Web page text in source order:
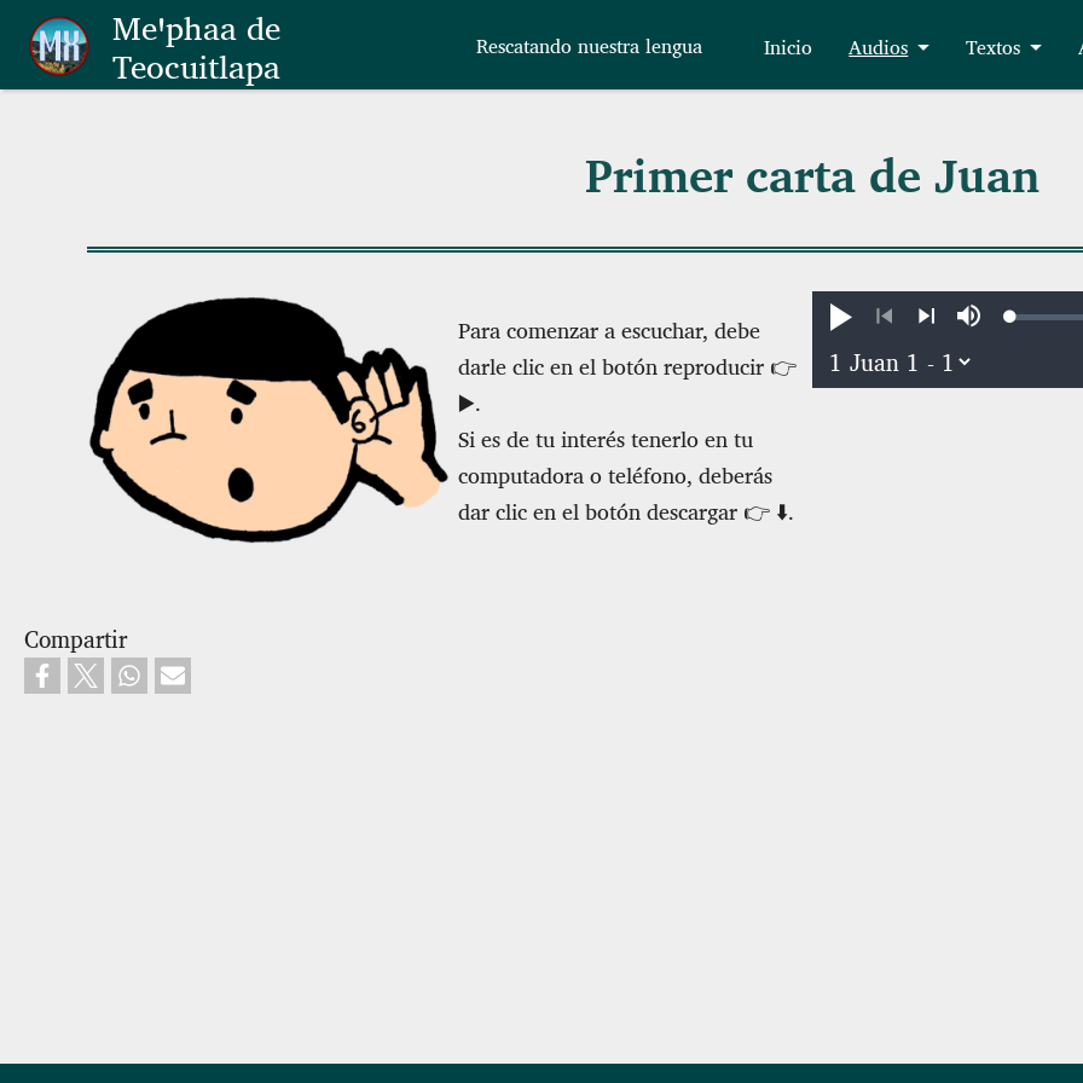
Skip to main content
Meꞌphaa de
Teocuitlapa
Rescatando nuestra lengua Inicio Audios Textos
Primer carta de Juan
Para comenzar a escuchar, debe
darle clic en el botón reproducir 👉
▶️.
Si es de tu interés tenerlo en tu
computadora o teléfono, deberás
dar clic en el botón descargar 👉 ⬇️.
Reproducir
AnteriorSiguiente
SilenciarLoaded:
Compartir